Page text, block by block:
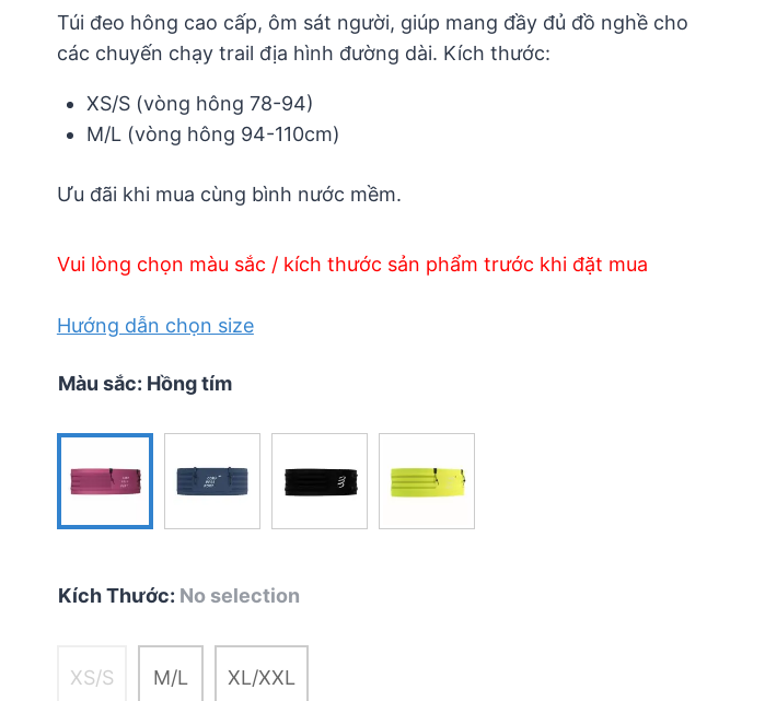
Túi đeo hông cao cấp, ôm sát người, giúp mang đầy đủ đồ nghề cho
các chuyến chạy trail địa hình đường dài. Kích thước:
XS/S (vòng hông 78-94)
M/L (vòng hông 94-110cm)
Ưu đãi khi mua cùng bình nước mềm.
Vui lòng chọn màu sắc / kích thước sản phẩm trước khi đặt mua
Hướng dẫn chọn size
Màu sắc: Hồng tím
Kích Thước: No selection
XS/S M/L XL/XXL